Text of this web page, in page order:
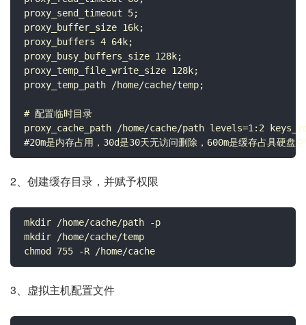
proxy_send_timeout 5;
proxy_buffer_size 16k;
proxy_buffers 4 64k;
proxy_busy_buffers_size 128k;
proxy_temp_file_write_size 128k;
proxy_temp_path /home/cache/temp;
# 配置临时目录
proxy_cache_path /home/cache/path levels=1:2
#20m是内存占用，30d是30天无访问删除，600m是缓存占具硬盘
2、创建缓存目录，并赋予权限
mkdir /home/cache/path -p
mkdir /home/cache/temp
chmod 755 -R /home/cache
3、虚拟主机配置文件